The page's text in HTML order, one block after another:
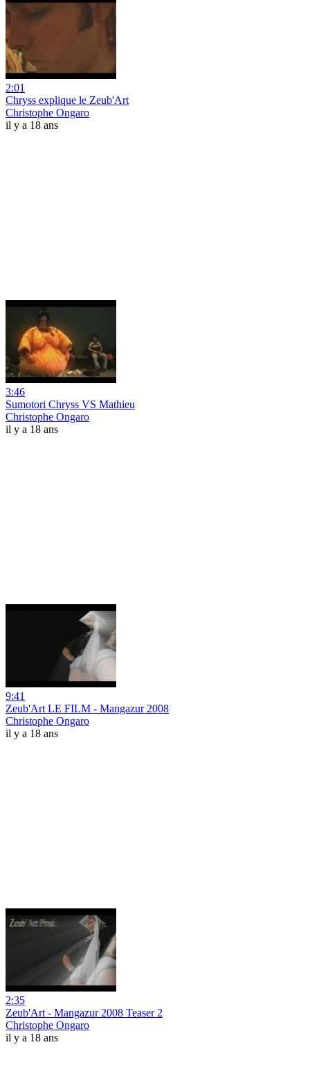
2:01
Chryss explique le Zeub'Art
Christophe Ongaro
il y a 18 ans
3:46
Sumotori Chryss VS Mathieu
Christophe Ongaro
il y a 18 ans
9:41
Zeub'Art LE FILM - Mangazur 2008
Christophe Ongaro
il y a 18 ans
2:35
Zeub'Art - Mangazur 2008 Teaser 2
Christophe Ongaro
il y a 18 ans